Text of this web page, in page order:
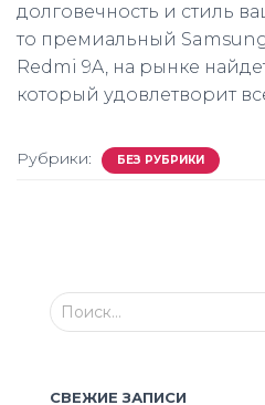
долговечность и стиль
то премиальный
Redmi 9A, на рынке
который удовлетворит
Рубрики: БЕЗ РУБРИКИ
Н
и
Поиск…
СВЕЖИЕ ЗАПИСИ